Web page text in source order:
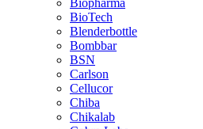
Biopharma
BioTech
Blenderbottle
Bombbar
BSN
Carlson
Cellucor
Chiba
Chikalab